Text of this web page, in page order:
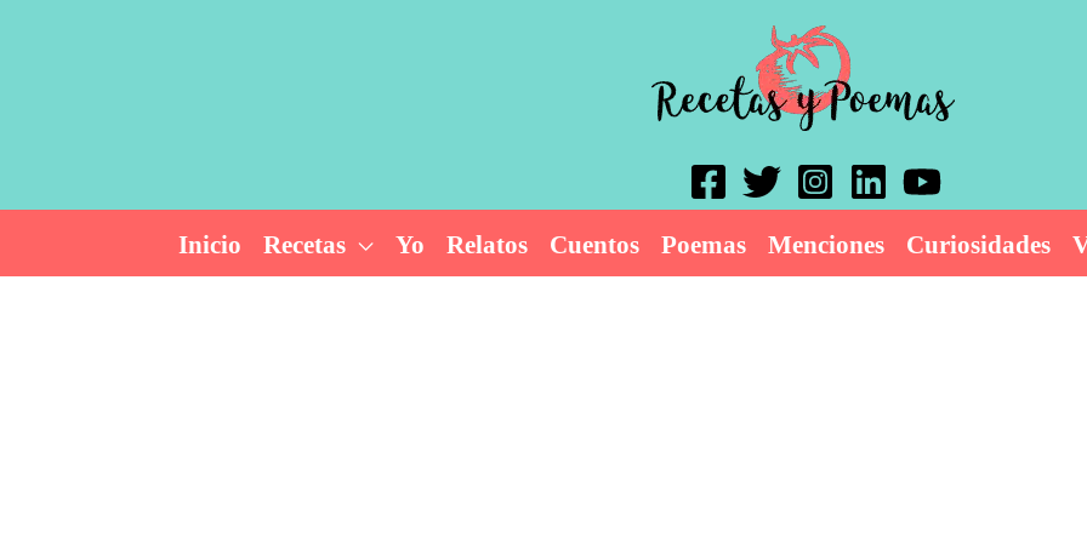
Inicio Recetas Yo Relatos Cuentos Poemas Menciones Curiosidades